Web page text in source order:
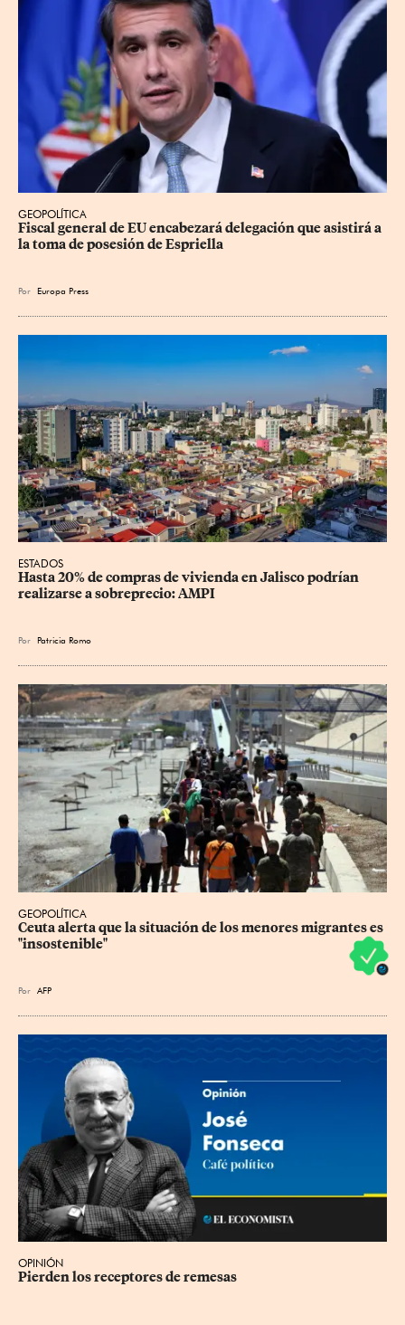
GEOPOLÍTICA
Fiscal general de EU encabezará delegación que asistirá a
la toma de posesión de Espriella
Por Europa Press
ESTADOS
Hasta 20% de compras de vivienda en Jalisco podrían
realizarse a sobreprecio: AMPI
Por Patricia Romo
GEOPOLÍTICA
Ceuta alerta que la situación de los menores migrantes es
"insostenible"
Por AFP
OPINIÓN
Pierden los receptores de remesas